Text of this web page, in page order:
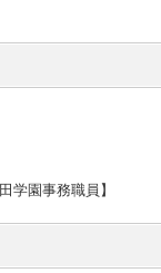
学園事務職員】